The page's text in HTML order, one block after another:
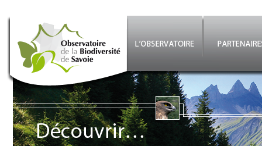
Aller au contenu principal